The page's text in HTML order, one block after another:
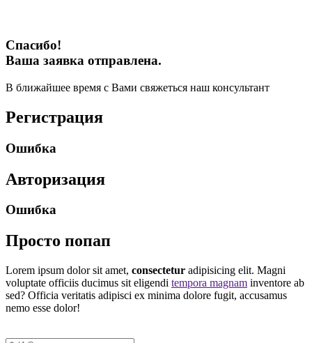
Спасибо!
Ваша заявка отправлена.
В ближайшее время с Вами свяжеться наш консультант
Регистрация
Ошибка
Авторизация
Ошибка
Просто попап
Lorem ipsum dolor sit amet, consectetur adipisicing elit. Magni
voluptate officiis ducimus sit eligendi tempora magnam inventore ab
sed? Officia veritatis adipisci ex minima dolore fugit, accusamus
nemo esse dolor!